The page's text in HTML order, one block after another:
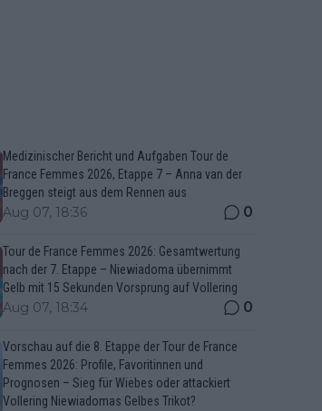
Medizinischer Bericht und Aufgaben Tour de
France Femmes 2026, Etappe 7 – Anna van der
Breggen steigt aus dem Rennen aus
Aug 07, 18:36 0
Tour de France Femmes 2026: Gesamtwertung
nach der 7. Etappe – Niewiadoma übernimmt
Gelb mit 15 Sekunden Vorsprung auf Vollering
Aug 07, 18:34 0
Vorschau auf die 8. Etappe der Tour de France
Femmes 2026: Profile, Favoritinnen und
Prognosen – Sieg für Wiebes oder attackiert
Vollering Niewiadomas Gelbes Trikot?